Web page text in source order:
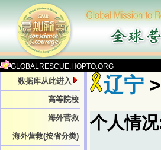
GLOBALRESCUE.HOPTO.ORG
数据库从此进入
高等院校
海外营救
海外营救(按省分类)
辽宁
个人情